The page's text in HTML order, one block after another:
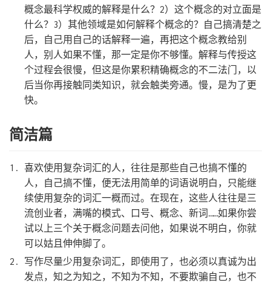
概念最科学权威的解释是什么？2）这个概念的对立面是
什么？3）其他领域是如何解释个概念的？自己搞清楚之
后，自己用自己的话解释一遍，再把这个概念教给别
人，别人如果不懂，那一定是你不够懂。解释与传授这
个过程会很慢，但这是你累积精确概念的不二法门，以
后当你再接触同类知识，就会触类旁通。慢，是为了更
快。
简洁篇
喜欢使用复杂词汇的人，往往是那些自己也搞不懂的
人，自己搞不懂，便无法用简单的词语说明白，只能继
续使用复杂的词汇一概而过。在现在，这些人往往是三
流创业者，满嘴的模式、口号、概念、新词……如果你尝
试以上三个关于概念问题去问他，如果说不明白，你就
可以姑且伸伸脚了。
写作尽量少用复杂词汇，即使用了，也必须以真诚为出
发点，知之为知之，不知为不知，不要欺骗自己，也不